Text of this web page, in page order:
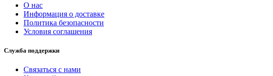
О нас
Информация о доставке
Политика безопасности
Условия соглашения
Служба поддержки
Связаться с нами